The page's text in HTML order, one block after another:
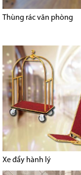
Thùng rác văn phòng
Xe đẩy hành lý